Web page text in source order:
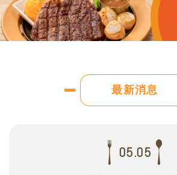
最新消息
05.05
訂單查詢
追蹤清單